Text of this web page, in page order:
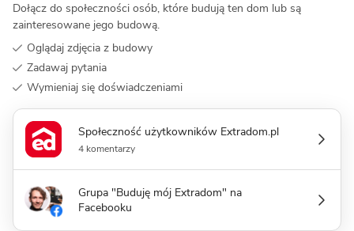
Dołącz do społeczności osób, które budują ten dom lub są
zainteresowane jego budową.
Oglądaj zdjęcia z budowy
Zadawaj pytania
Wymieniaj się doświadczeniami
Społeczność użytkowników Extradom.pl
4 komentarzy
Grupa "Buduję mój Extradom" na
Facebooku